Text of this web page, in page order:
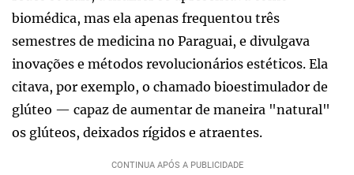
biomédica, mas ela apenas frequentou três
semestres de medicina no Paraguai, e divulgava
inovações e métodos revolucionários estéticos. Ela
citava, por exemplo, o chamado bioestimulador de
glúteo — capaz de aumentar de maneira "natural"
os glúteos, deixados rígidos e atraentes.